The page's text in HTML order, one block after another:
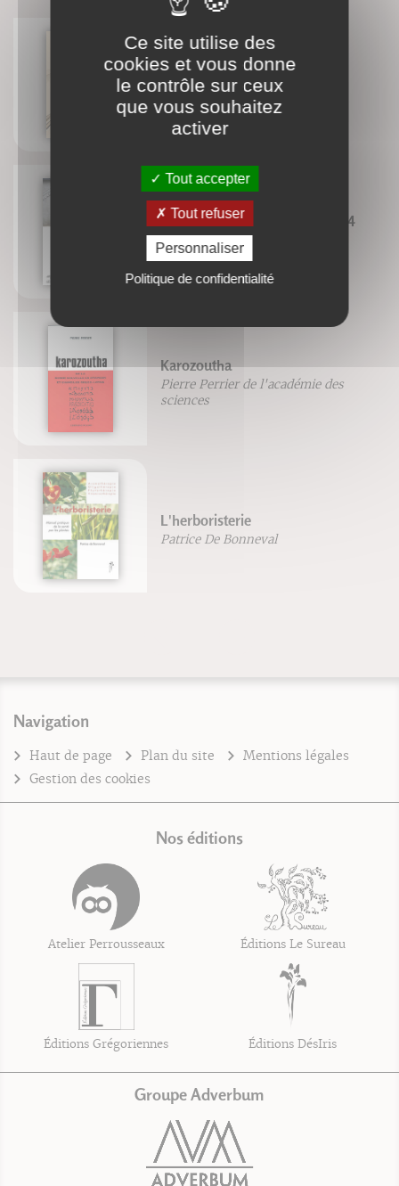
Envie de chanter ?
Marie-Laure Potel
Bilan & perspectives Paris 2024
Eric Monnin
Georges Tirologos
Karozoutha
Pierre Perrier de l'académie des
sciences
L'herboristerie
Patrice De Bonneval
Navigation
Haut de page Plan du site
Mentions légales
Gestion des cookies
Nos éditions
Atelier Perrousseaux Éditions Le Sureau
Éditions Grégoriennes Éditions DésIris
Groupe Adverbum
Ce site utilise des
cookies et vous donne
le contrôle sur ceux
que vous souhaitez
activer
Tout accepter
Tout refuser
Personnaliser
Politique de confidentialité